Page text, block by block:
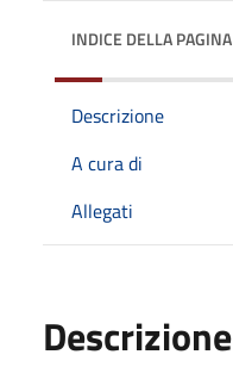
INDICE DELLA PAGINA
Descrizione
A cura di
Allegati
Descrizione